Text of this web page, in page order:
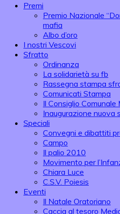
Premi
Premio Nazionale
mafia
Albo d’oro
I nostri Vescovi
Sfratto
Ordinanza
La solidarietà su fb
Rassegna stampa
Comunicati Stampa
Il Consiglio
Inaugurazione nuova
Speciali
Convegni e dibattiti
Campo
Il palio 2010
Movimento per
Chiara Luce
C.S.V. Poiesis
Eventi
Il Natale Oratoriano
Caccia al tesoro